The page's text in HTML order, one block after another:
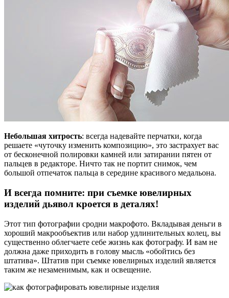
Небольшая хитрость: всегда надевайте перчатки, когда
решаете «чуточку изменить композицию», это застрахует вас
от бесконечной полировки камней или затирании пятен от
пальцев в редакторе. Ничто так не портит снимок, чем
большой отпечаток пальца в середине красивого медальона.
И всегда помните: при съемке ювелирных
изделий дьявол кроется в деталях!
Этот тип фотографии сродни макрофото. Вкладывая деньги в
хороший макрообъектив или набор удлинительных колец, вы
существенно облегчаете себе жизнь как фотографу. И вам не
должна даже приходить в голову мысль «обойтись без
штатива». Штатив при съемке ювелирных изделий является
таким же незаменимым, как и освещение.